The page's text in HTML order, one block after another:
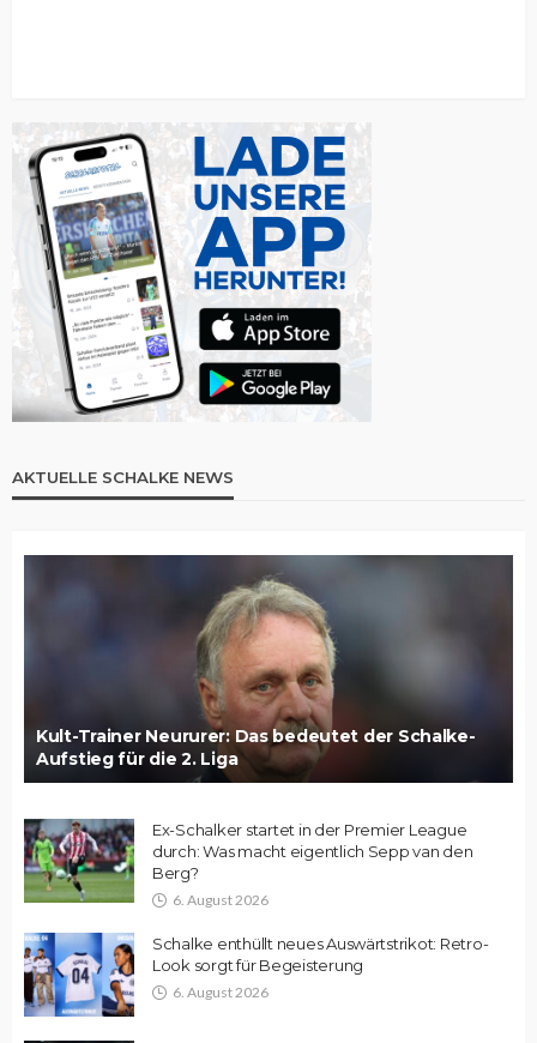
AKTUELLE SCHALKE NEWS
Kult-Trainer Neururer: Das bedeutet der Schalke-
Aufstieg für die 2. Liga
Ex-Schalker startet in der Premier League
durch: Was macht eigentlich Sepp van den
Berg?
6. August 2026
Schalke enthüllt neues Auswärtstrikot: Retro-
Look sorgt für Begeisterung
6. August 2026